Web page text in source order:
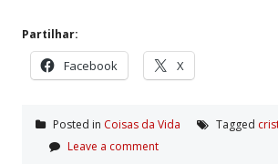
Partilhar:
Facebook X
Posted in Coisas da Vida Tagged
Leave a comment